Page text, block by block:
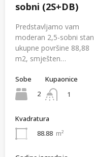
sobni (2S+DB)
Predstavljamo vam
moderan 2,5-sobni stan
ukupne površine 88,88
m2, smješten…
Sobe
2
Kupaonice
1
Kvadratura
88.88 m²